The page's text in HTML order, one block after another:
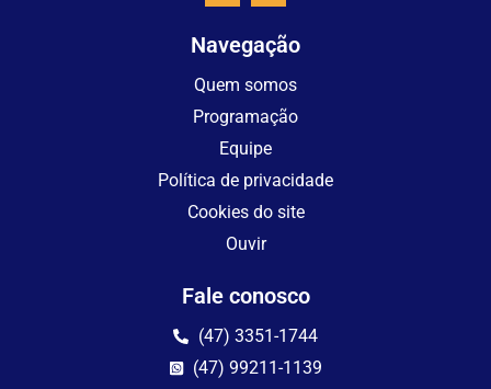
Navegação
Quem somos
Programação
Equipe
Política de privacidade
Cookies do site
Ouvir
Fale conosco
(47) 3351-1744
(47) 99211-1139